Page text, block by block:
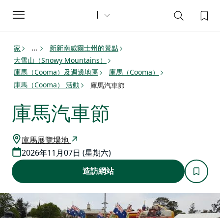
Toggle
navigation
家 ...
新新南威爾士州的景點
大雪山（Snowy Mountains）
庫馬（Cooma）及週邊地區
庫馬（Cooma）
庫馬（Cooma） 活動
庫馬汽車節
庫馬汽車節
庫馬展覽場地
2026年11月07日 (星期六)
造訪網站